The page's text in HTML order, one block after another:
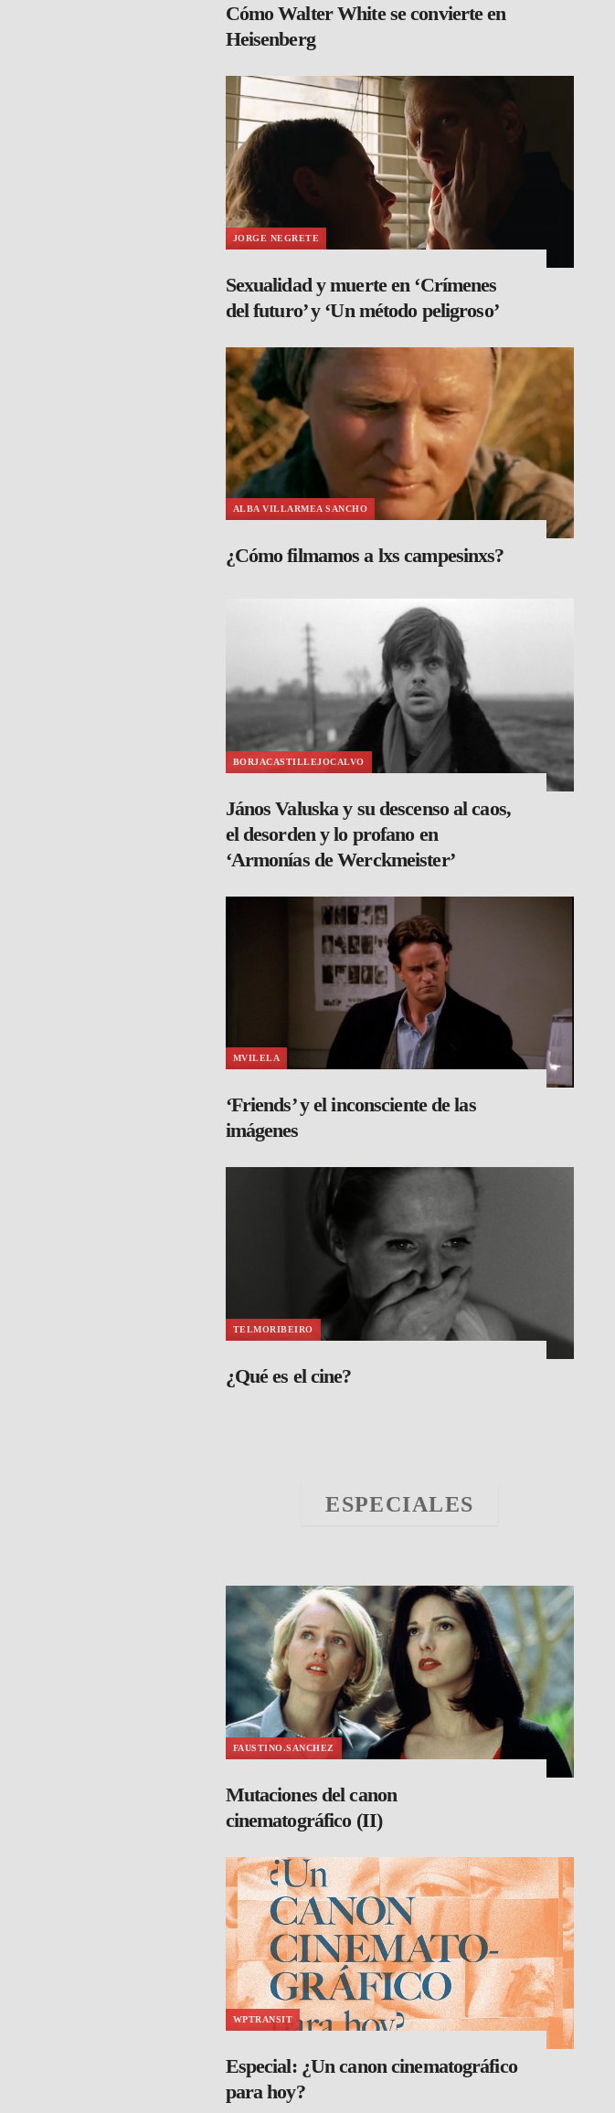
Cómo Walter White se convierte en
Heisenberg
JORGE NEGRETE
Sexualidad y muerte en ‘Crímenes
del futuro’ y ‘Un método peligroso’
ALBA VILLARMEA SANCHO
¿Cómo filmamos a lxs campesinxs?
BORJACASTILLEJOCALVO
János Valuska y su descenso al caos,
el desorden y lo profano en
‘Armonías de Werckmeister’
MVILELA
‘Friends’ y el inconsciente de las
imágenes
TELMORIBEIRO
¿Qué es el cine?
ESPECIALES
FAUSTINO.SANCHEZ
Mutaciones del canon
cinematográfico (II)
WPTRANSIT
Especial: ¿Un canon cinematográfico
para hoy?